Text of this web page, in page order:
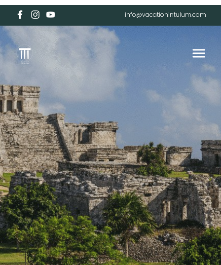
info@vacationintulum.com